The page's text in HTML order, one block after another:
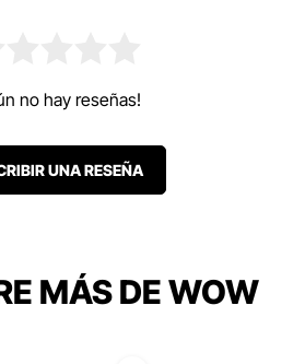
no hay reseñas!
UNA RESEÑA
MÁS DE WOW